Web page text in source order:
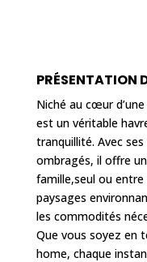
PRÉSENTATION
Niché au cœur
est un véritable
tranquillité. Avec
ombragés, il offre
famille,seul ou
paysages
les commodités
Que vous soyez en
home, chaque